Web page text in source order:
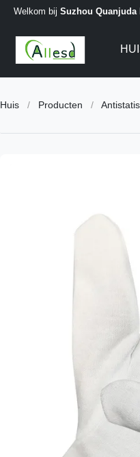
Welkom bij Suzhou Quanjuda
Huis / Producten /